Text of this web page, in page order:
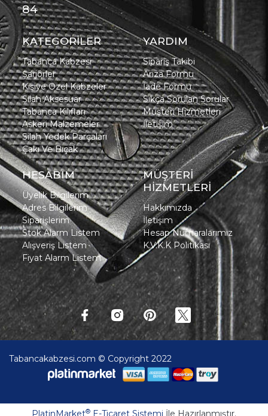
84
KATEGORİLER
Tabanca Kabzesi
Şarjörler
Kişiye Özel Kabzeler
Silah Aksesuar
Tabanca Kılıfları
Askeri Malzemeler
Silah Yedek Parçaları
Çakı Ve Bıçak
YARDIM
Sipariş Takibi
Arıza Formu
İade Formu
Sıkça Sorulan Sorular
Müşteri Hizmetleri
İletişim
HESABIM
Üyelik Bilgilerim
Adres Bilgilerim
Siparişlerim
Stok Alarm Listem
Alışveriş Listem
Fiyat Alarm Listem
MÜŞTERİ
HİZMETLERİ
Hakkımızda
İletişim
Hesap Numaralarımız
K.V.K.K Politikası
Tabancakabzesi.com © Copyright 2022
PlatinMarket® E-Ticaret Sistemi İle Hazırlanmıştır.